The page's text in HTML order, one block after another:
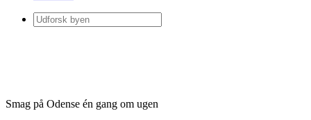
Smag på Odense én gang om ugen